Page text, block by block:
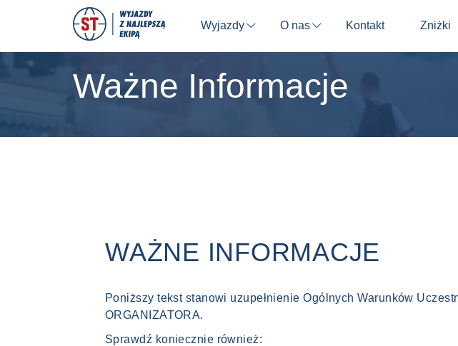
Wyjazdy ⬇ O nas ⬇ Kontakt Zniżki
Ważne Informacje
WAŻNE INFORMACJE
Poniższy tekst stanowi uzupełnienie Ogólnych Warunków
ORGANIZATORA.
Sprawdź koniecznie również: